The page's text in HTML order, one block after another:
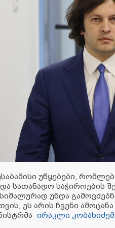
უწყებები,
სათანადო საჭიროების
უნდა
ეს არის ჩვენი
ირაკლი კობახიძემ